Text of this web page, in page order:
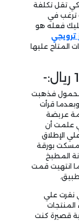
لكي تقل تكلفة
ترغب في
فعله هو
ترويجي
المتاح عليها
فذهبت
قرأت
عريضة
علمت أن
الإطلاق
بورقة
المطبخ
انتهيت قمت
نقرت علي
المنتجات
قصيرة كنت